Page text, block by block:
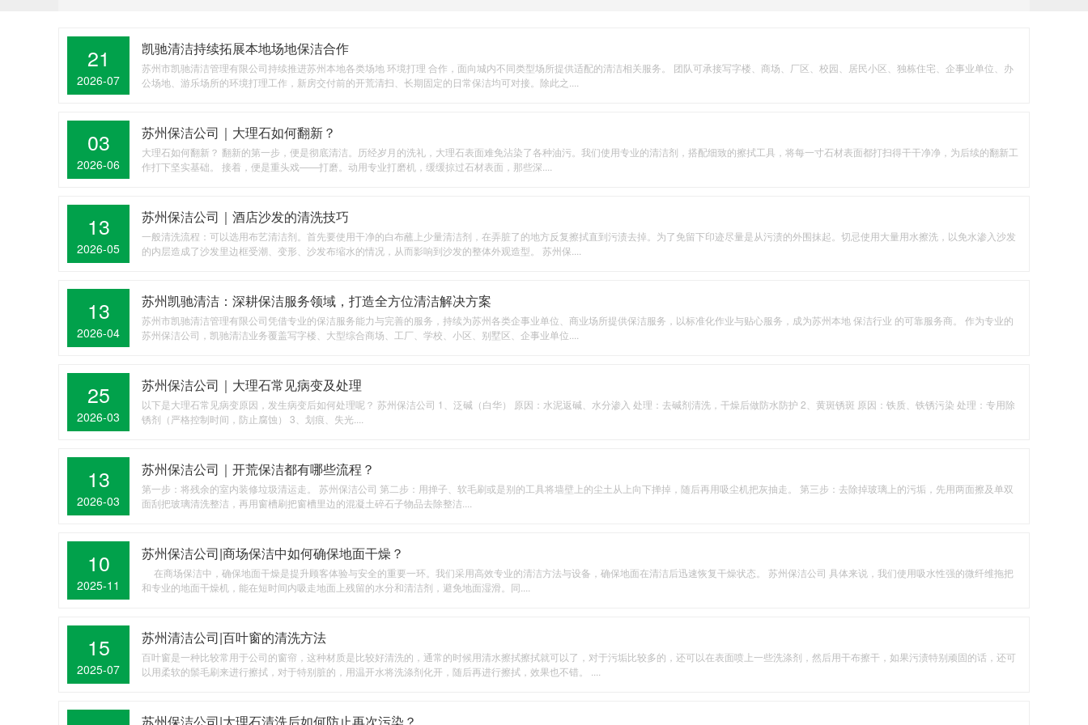
21
2026-07
凯驰清洁持续拓展本地场地保洁合作
苏州市凯驰清洁管理有限公司持续推进苏州本地各类场地 环境打理 合作，面向城内不同类型场所提供适配的清洁相关服务。 团队可承接写字楼、商场、厂区、校园、居民小区、独栋住宅、企事业单位、办
公场地、游乐场所的环境打理工作，新房交付前的开荒清扫、长期固定的日常保洁均可对接。除此之....
03
2026-06
苏州保洁公司｜大理石如何翻新？
大理石如何翻新？ 翻新的第一步，便是彻底清洁。历经岁月的洗礼，大理石表面难免沾染了各种油污。我们使用专业的清洁剂，搭配细致的擦拭工具，将每一寸石材表面都打扫得干干净净，为后续的翻新工
作打下坚实基础。 接着，便是重头戏——打磨。动用专业打磨机，缓缓掠过石材表面，那些深....
13
2026-05
苏州保洁公司｜酒店沙发的清洗技巧
一般清洗流程：可以选用布艺清洁剂。首先要使用干净的白布蘸上少量清洁剂，在弄脏了的地方反复擦拭直到污渍去掉。为了免留下印迹尽量是从污渍的外围抹起。切忌使用大量用水擦洗，以免水渗入沙发
的内层造成了沙发里边框受潮、变形、沙发布缩水的情况，从而影响到沙发的整体外观造型。 苏州保....
13
2026-04
苏州凯驰清洁：深耕保洁服务领域，打造全方位清洁解决方案
苏州市凯驰清洁管理有限公司凭借专业的保洁服务能力与完善的服务，持续为苏州各类企事业单位、商业场所提供保洁服务，以标准化作业与贴心服务，成为苏州本地 保洁行业 的可靠服务商。 作为专业的
苏州保洁公司，凯驰清洁业务覆盖写字楼、大型综合商场、工厂、学校、小区、别墅区、企事业单位....
25
2026-03
苏州保洁公司｜大理石常见病变及处理
以下是大理石常见病变原因，发生病变后如何处理呢？ 苏州保洁公司 1、泛碱（白华） 原因：水泥返碱、水分渗入 处理：去碱剂清洗，干燥后做防水防护 2、黄斑锈斑 原因：铁质、铁锈污染 处理：专用除
锈剂（严格控制时间，防止腐蚀） 3、划痕、失光....
13
2026-03
苏州保洁公司｜开荒保洁都有哪些流程？
第一步：将残余的室内装修垃圾清运走。 苏州保洁公司 第二步：用掸子、软毛刷或是别的工具将墙壁上的尘土从上向下掸掉，随后再用吸尘机把灰抽走。 第三步：去除掉玻璃上的污垢，先用两面擦及单双
面刮把玻璃清洗整洁，再用窗槽刷把窗槽里边的混凝土碎石子物品去除整洁....
10
2025-11
苏州保洁公司|商场保洁中如何确保地面干燥？
在商场保洁中，确保地面干燥是提升顾客体验与安全的重要一环。我们采用高效专业的清洁方法与设备，确保地面在清洁后迅速恢复干燥状态。 苏州保洁公司 具体来说，我们使用吸水性强的微纤维拖把
和专业的地面干燥机，能在短时间内吸走地面上残留的水分和清洁剂，避免地面湿滑。同....
15
2025-07
苏州清洁公司|百叶窗的清洗方法
百叶窗是一种比较常用于公司的窗帘，这种材质是比较好清洗的，通常的时候用清水擦拭擦拭就可以了，对于污垢比较多的，还可以在表面喷上一些洗涤剂，然后用干布擦干，如果污渍特别顽固的话，还可
以用柔软的鬃毛刷来进行擦拭，对于特别脏的，用温开水将洗涤剂化开，随后再进行擦拭，效果也不错。 ....